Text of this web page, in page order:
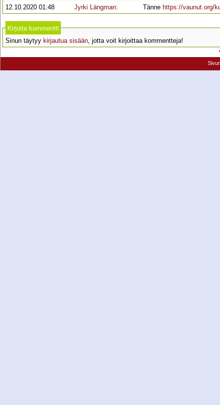
12.10.2020 01:48
Jyrki Längman: Tänne https://vaunut.org/
Kirjoita kommentti
Sinun täytyy kirjautua sisään, jotta voit kirjoittaa kommentteja!